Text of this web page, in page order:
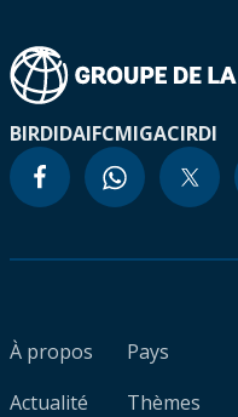
BIRDIDAIFCMIGACIRDI
À propos
Actualité
Pays
Thèmes